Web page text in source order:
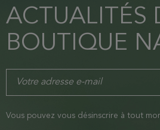
ACTUALITÉS
BOUTIQUE
Vous pouvez vous désinscrire à tout